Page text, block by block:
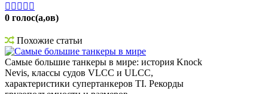
    
0 голос(а,ов)
Похожие статьи
Самые большие танкеры в мире
Самые большие танкеры в мире: история Knock
Nevis, классы судов VLCC и ULCC,
характеристики супертанкеров TI. Рекорды